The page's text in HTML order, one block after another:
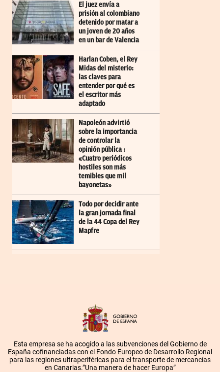
El juez envía a
prisión al colombiano
detenido por matar a
un joven de 20 años
en un bar de Valencia
Harlan Coben, el Rey
Midas del misterio:
las claves para
entender por qué es
el escritor más
adaptado
Napoleón advirtió
sobre la importancia
de controlar la
opinión pública :
«Cuatro periódicos
hostiles son más
temibles que mil
bayonetas»
Todo por decidir ante
la gran jornada final
de la 44 Copa del Rey
Mapfre
Esta empresa se ha acogido a las subvenciones del Gobierno de
España cofinanciadas con el Fondo Europeo de Desarrollo Regional
para las regiones ultraperiféricas para el transporte de mercancías
en Canarias.”Una manera de hacer Europa”